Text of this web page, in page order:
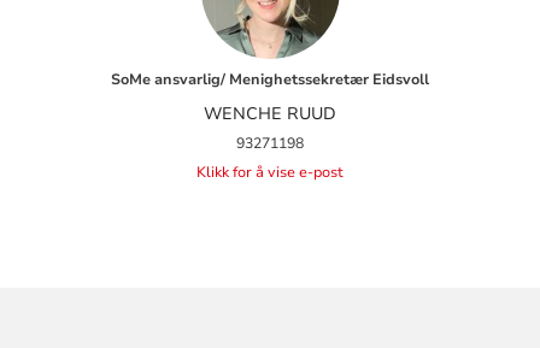
SoMe ansvarlig/ Menighetssekretær Eidsvoll
WENCHE RUUD
93271198
Klikk for å vise e-post